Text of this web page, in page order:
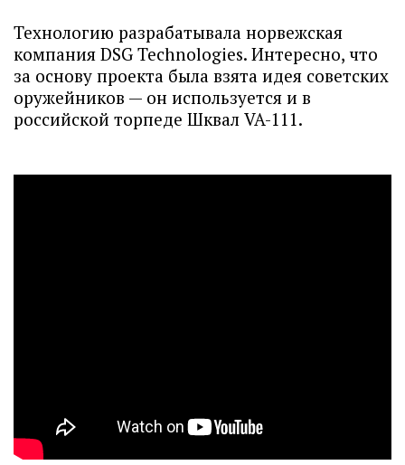
Технологию разрабатывала норвежская
компания DSG Technologies. Интересно, что
за основу проекта была взята идея советских
оружейников — он используется и в
российской торпеде Шквал VA-111.